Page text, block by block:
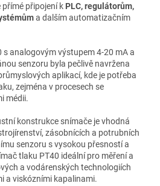
přímé připojení k PLC, regulátorům,
a dalším automatizačním
s analogovým výstupem 4-20 mA a
senzoru byla pečlivě navržena
aplikací, kde je potřeba
zejména v procesech se
médii.
konstrukce snímače je vhodná
zásobnících a potrubních
senzoru s vysokou přesností a
tlaku PT40 ideální pro měření a
a vodárenských technologiích
a viskózními kapalinami.